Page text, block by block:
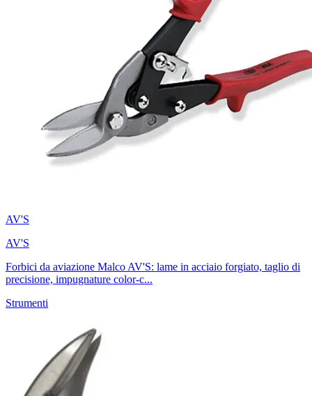
AV'S
AV'S
Forbici da aviazione Malco AV'S: lame in acciaio forgiato, taglio di
precisione, impugnature color-c...
Strumenti